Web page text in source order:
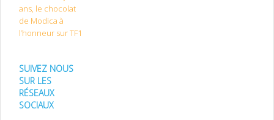
ans, le chocolat
de Modica à
l’honneur sur TF1
SUIVEZ NOUS
SUR LES
RÉSEAUX
SOCIAUX